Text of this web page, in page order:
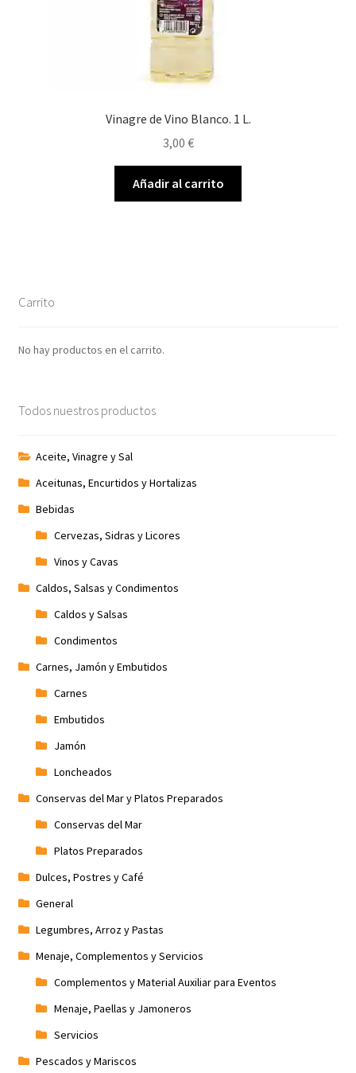
Vinagre de Vino Blanco. 1 L.
3,00 €
Añadir al carrito
Carrito
No hay productos en el carrito.
Todos nuestros productos
Aceite, Vinagre y Sal
Aceitunas, Encurtidos y Hortalizas
Bebidas
Cervezas, Sidras y Licores
Vinos y Cavas
Caldos, Salsas y Condimentos
Caldos y Salsas
Condimentos
Carnes, Jamón y Embutidos
Carnes
Embutidos
Jamón
Loncheados
Conservas del Mar y Platos Preparados
Conservas del Mar
Platos Preparados
Dulces, Postres y Café
General
Legumbres, Arroz y Pastas
Menaje, Complementos y Servicios
Complementos y Material Auxiliar para Eventos
Menaje, Paellas y Jamoneros
Servicios
Pescados y Mariscos